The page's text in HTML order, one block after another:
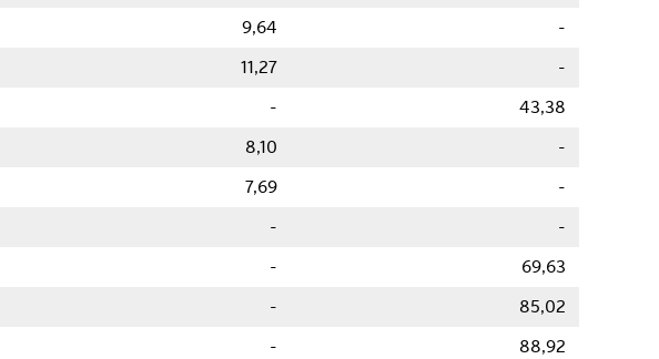
9,64
-
11,27
-
-
43,38
8,10
-
7,69
-
-
-
-
69,63
-
85,02
-
88,92